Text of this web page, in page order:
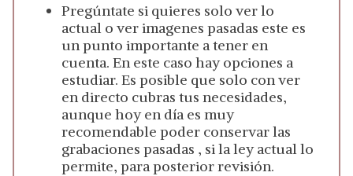
Pregúntate si quieres solo ver lo
actual o ver imagenes pasadas este es
un punto importante a tener en
cuenta. En este caso hay opciones a
estudiar. Es posible que solo con ver
en directo cubras tus necesidades,
aunque hoy en día es muy
recomendable poder conservar las
grabaciones pasadas , si la ley actual lo
permite, para posterior revisión.